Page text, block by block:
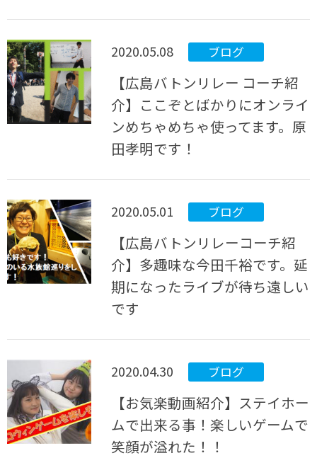
2020.05.08 ブログ
【広島バトンリレー コーチ紹
介】ここぞとばかりにオンライ
ンめちゃめちゃ使ってます。原
田孝明です！
2020.05.01 ブログ
【広島バトンリレーコーチ紹
介】多趣味な今田千裕です。延
期になったライブが待ち遠しい
です
2020.04.30 ブログ
【お気楽動画紹介】ステイホー
ムで出来る事！楽しいゲームで
笑顔が溢れた！！